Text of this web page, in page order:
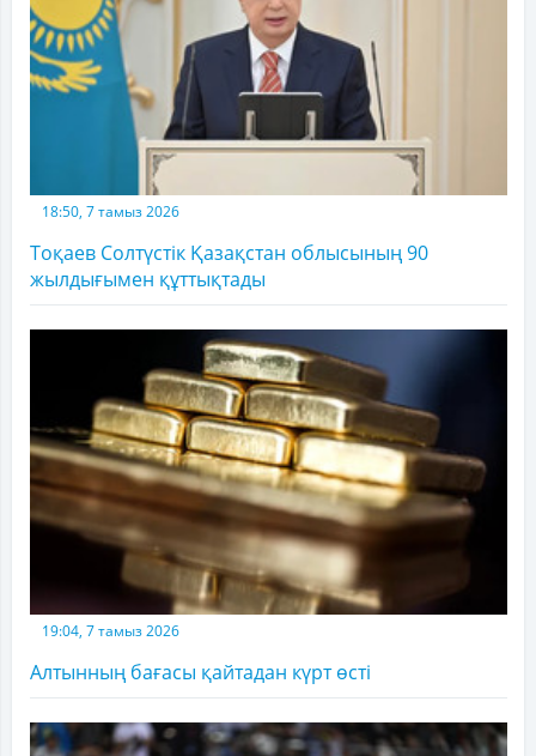
18:50, 7 тамыз 2026
Тоқаев Солтүстік Қазақстан облысының 90
жылдығымен құттықтады
19:04, 7 тамыз 2026
Алтынның бағасы қайтадан күрт өсті